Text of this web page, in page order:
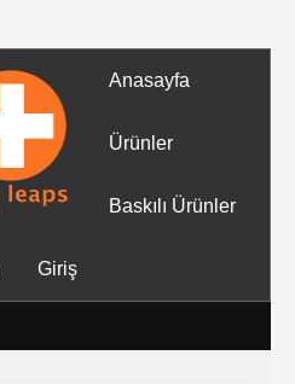
Anasayfa
Ürünler
Baskılı Ürünler
Giriş